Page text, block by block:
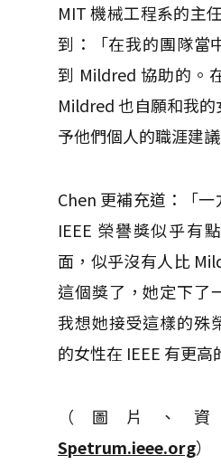
MIT 機械工程系的主
到：「在我的團隊當
到 Mildred 協助的。
Mildred 也自願和我
予他們個人的職涯建議
Chen 更補充道：「
IEEE 榮譽獎似乎有
面，似乎沒有人比
這個獎了，她定下了
我想她接受這樣的殊
的女性在 IEEE 有更高
（圖片、
Spetrum.ieee.org）